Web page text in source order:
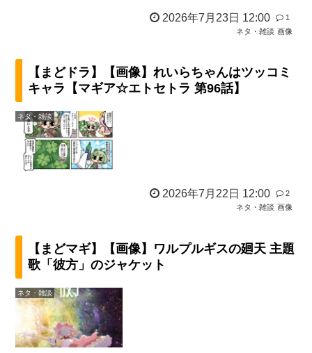
2026年7月23日 12:00
1
ネタ・雑談 画像
【まどドラ】【画像】れいらちゃんはツッコミ
キャラ【マギア☆エトセトラ 第96話】
ネタ・雑談
2026年7月22日 12:00
2
ネタ・雑談 画像
【まどマギ】【画像】ワルプルギスの廻天 主題
歌「彼方」のジャケット
ネタ・雑談